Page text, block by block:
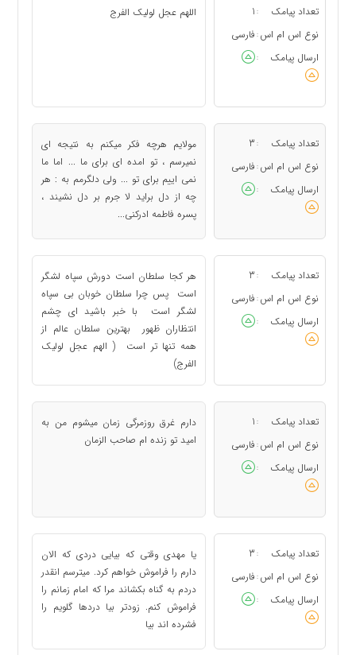
تعداد پیامک :
1
نوع اس ام اس : فارسی
ارسال پیامک
:
اللهم عجل لولیک الفرج
تعداد پیامک :
3
نوع اس ام اس : فارسی
ارسال پیامک
:
مولایم هرچه فکر میکنم به نتیجه ای
نمیرسم ، تو امده ای برای ما ... اما ما
نمی اییم برای تو ... ولی دلگرمم به : هر
چه از دل براید لا جرم بر دل نشیند ،
پسره فاطمه ادرکنی...
تعداد پیامک :
3
نوع اس ام اس : فارسی
ارسال پیامک
:
هر کجا سلطان است دورش سپاه لشگر
است پس چرا سلطان خوبان بی سپاه
لشگر است با خبر باشید ای چشم
انتظاران ظهور بهترین سلطان عالم از
همه تنها تر است ( الهم عجل لولیک
الفرج)
تعداد پیامک :
1
نوع اس ام اس : فارسی
ارسال پیامک
:
دارم غرق روزمرگی زمان میشوم من به
امید تو زنده ام صاحب الزمان
تعداد پیامک :
3
نوع اس ام اس : فارسی
ارسال پیامک
:
یا مهدی وقتی که بیایی دردی که الان
دارم را فراموش خواهم کرد. میترسم انقدر
دردم به گناه بکشاند مرا که امام زمانم را
فراموش کنم. زودتر بیا دردها گلویم را
فشرده اند بیا